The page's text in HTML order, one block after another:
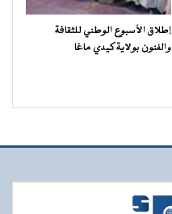
إطلاق الأسبوع الوطني للثقافة
والفنون بولاية كيدي ماغا